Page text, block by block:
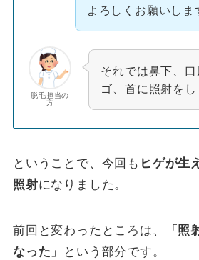
よろしくお願いしま
脱毛担当の
方
それでは鼻下、口
ゴ、首に照射をし
ということで、今回も ヒゲが生
照射になりました。
前回と変わったところは、
「照
なった」
という部分です。